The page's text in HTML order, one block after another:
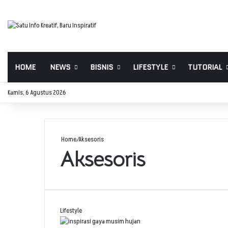
HOME NEWS BISNIS LIFESTYLE TUTORIAL
Kamis, 6 Agustus 2026
Home/Aksesoris
Aksesoris
Lifestyle